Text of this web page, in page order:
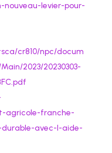
levier-pour-
cr810/npc/docum
2023/20230303-
agricole-franche-
avec-l-aide-